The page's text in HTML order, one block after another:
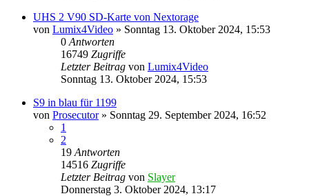
UHS 2 V90 SD-Karte von Nextorage
von Lumix4Video » Sonntag 13. Oktober 2024, 15:53
0 Antworten
16749 Zugriffe
Letzter Beitrag von Lumix4Video
Sonntag 13. Oktober 2024, 15:53
S9 in blau für 1199
von Prosecutor» Sonntag 29. September 2024, 16:52
1
2
19 Antworten
14516 Zugriffe
Letzter Beitrag von Slayer
Donnerstag 3. Oktober 2024, 13:17